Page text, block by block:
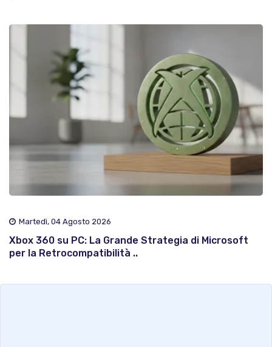
Martedì, 04 Agosto 2026
Xbox 360 su PC: La Grande Strategia di Microsoft
per la Retrocompatibilità ..